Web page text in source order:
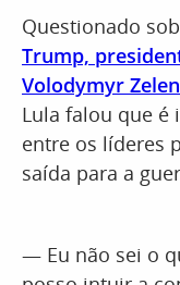
Questionado
Trump,
Volodymyr
Lula falou que é
entre os líderes
saída para a
— Eu não sei o